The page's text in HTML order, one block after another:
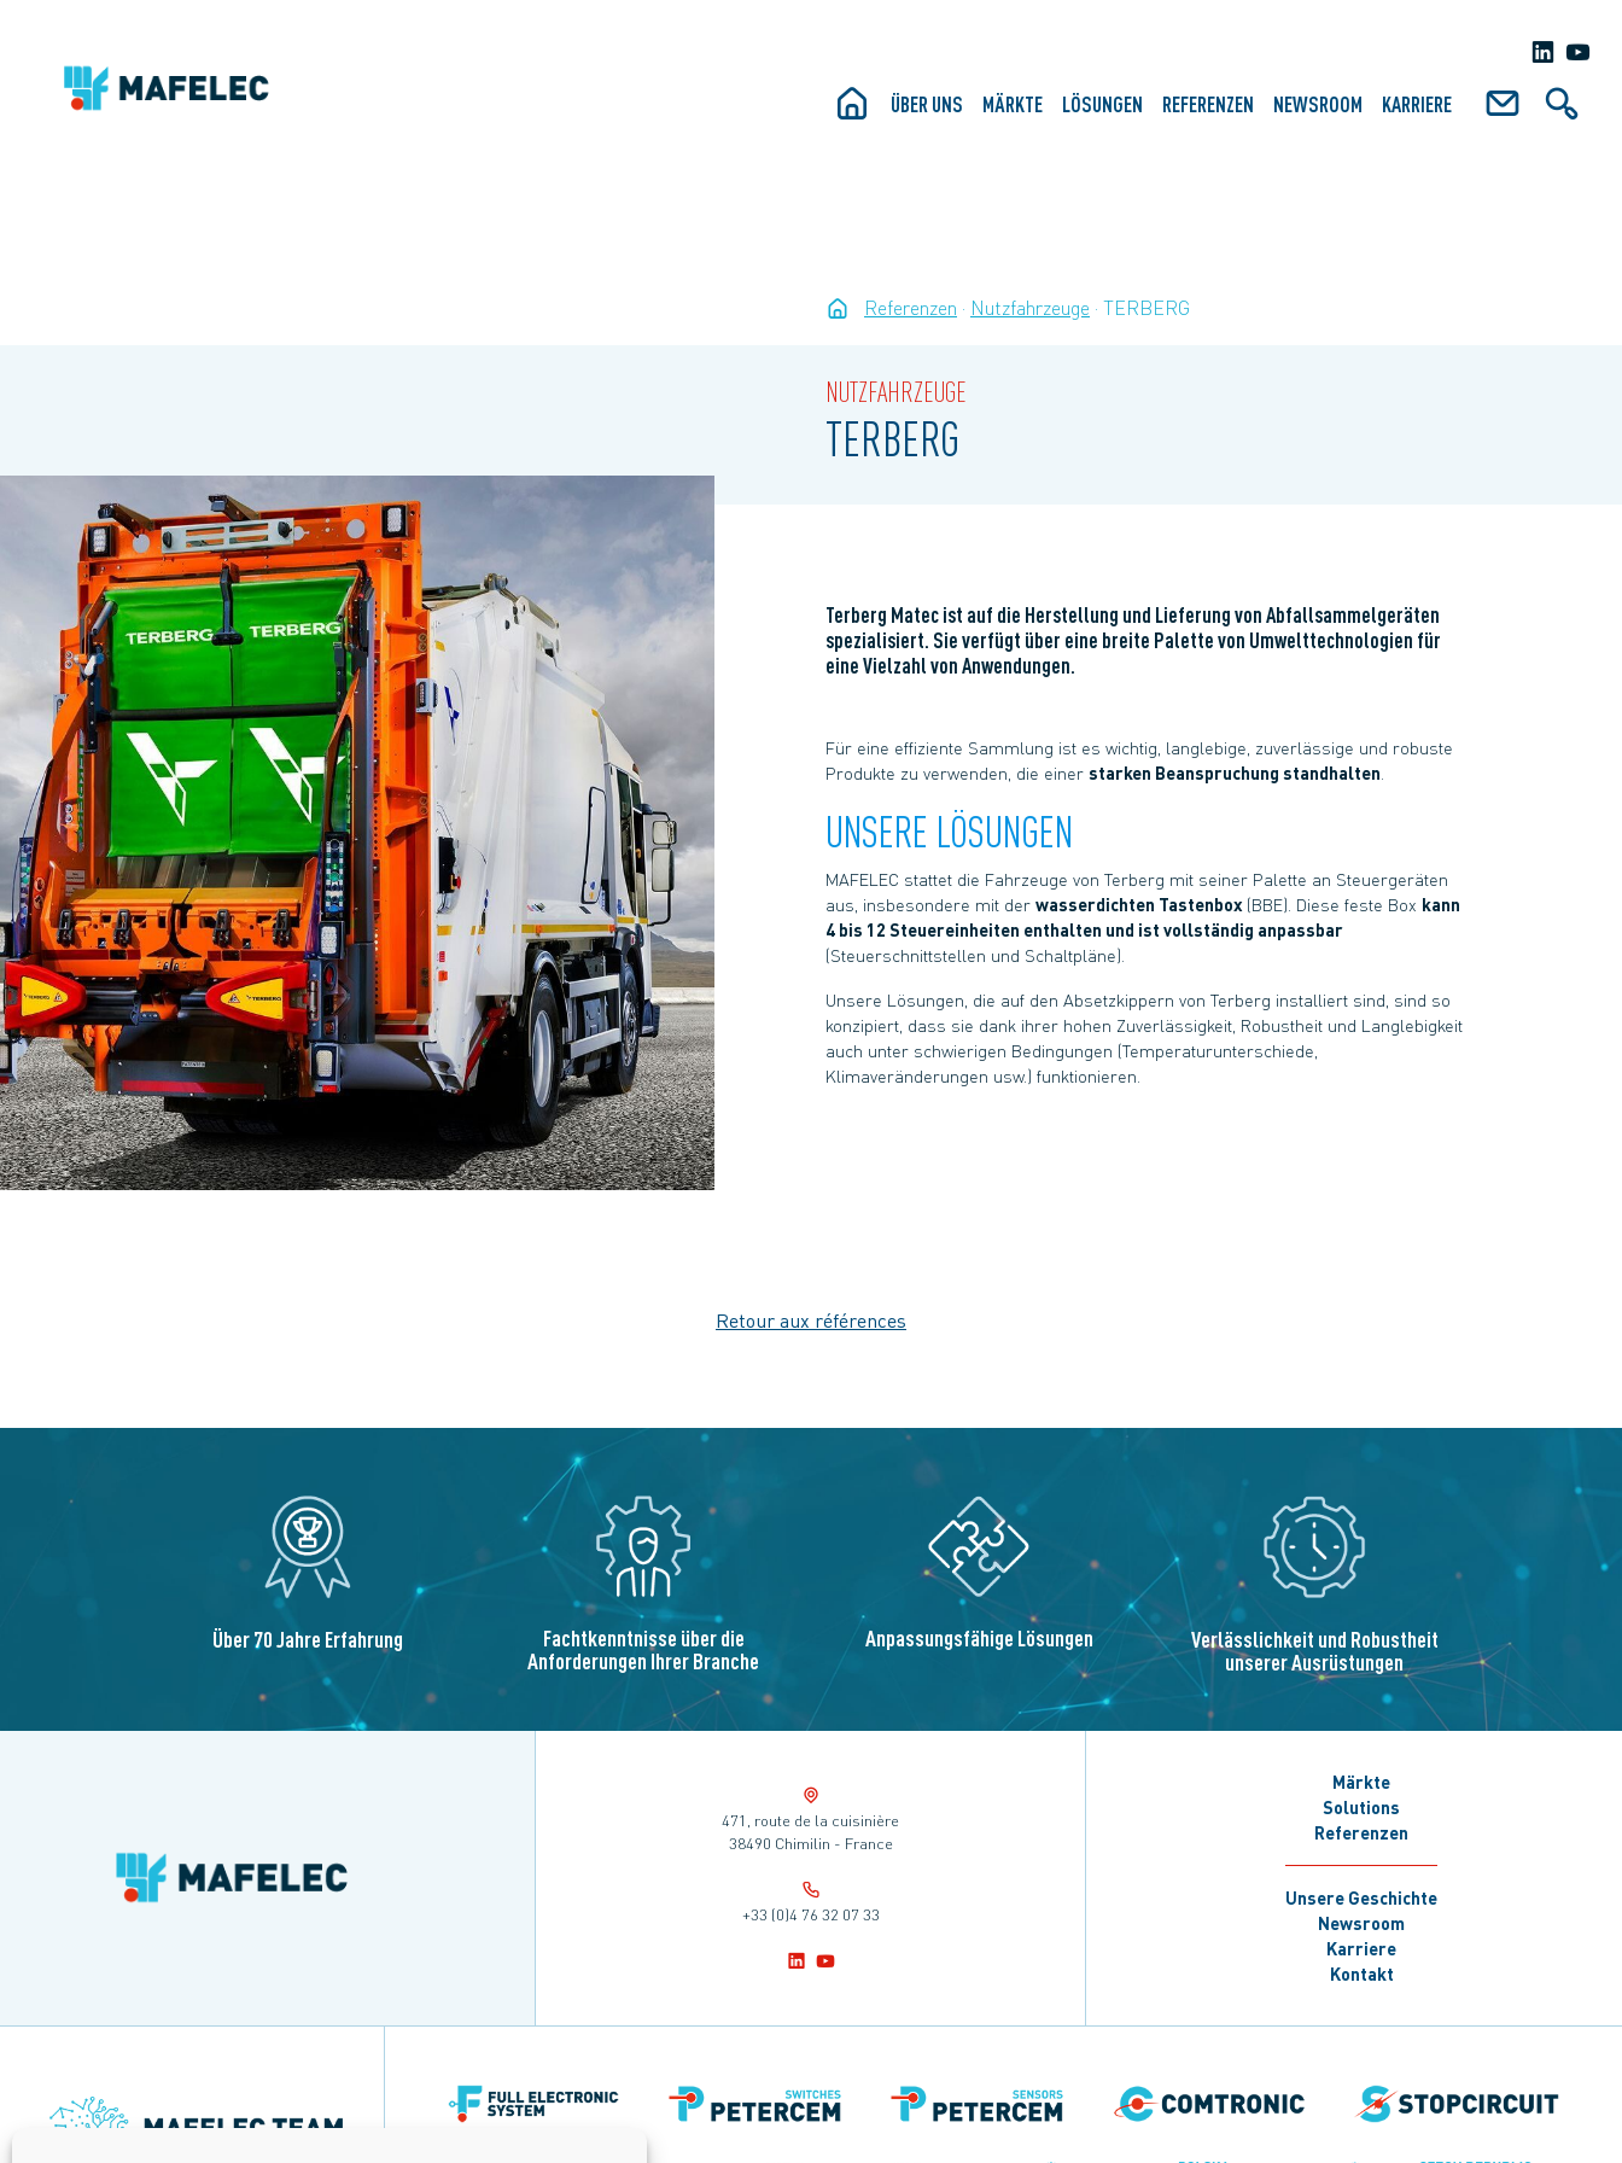
ÜBER UNS MÄRKTE LÖSUNGEN REFERENZEN NEWSROOM KARRIERE
Referenzen Nutzfahrzeuge TERBERG
NUTZFAHRZEUGE
TERBERG
Terberg Matec ist auf die Herstellung und Lieferung von Abfallsammelgeräten
spezialisiert. Sie verfügt über eine breite Palette von Umwelttechnologien für
eine Vielzahl von Anwendungen.
Für eine effiziente Sammlung ist es wichtig, langlebige, zuverlässige und robuste
Produkte zu verwenden, die einer starken Beanspruchung standhalten
UNSERE LÖSUNGEN
MAFELEC stattet die Fahrzeuge von Terberg mit seiner Palette an Steuergeräten
aus, insbesondere mit der wasserdichten Tastenbox (BBE). Diese feste Box kann
4 bis 12 Steuereinheiten enthalten und ist vollständig anpassbar
(Steuerschnittstellen und Schaltpläne).
Unsere Lösungen, die auf den Absetzkippern von Terberg installiert sind, sind so
konzipiert, dass sie dank ihrer hohen Zuverlässigkeit, Robustheit und Langlebigkeit
auch unter schwierigen Bedingungen (Temperaturunterschiede,
Klimaveränderungen usw.) funktionieren.
Retour aux références
Über 70 Jahre Erfahrung Fachtkenntnisse über die
Anforderungen Ihrer Branche
Anpassungsfähige Lösungen Verlässlichkeit und Robustheit
unserer Ausrüstungen
471, route de la cuisinière
38490 Chimilin - France
+33 (0)4 76 32 07 33
Märkte
Solutions
Referenzen
Unsere Geschichte
Newsroom
Karriere
Kontakt